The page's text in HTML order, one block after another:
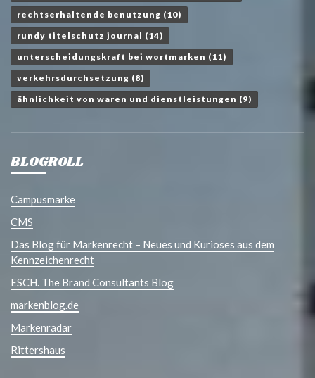
rechtserhaltende benutzung (10)
rundy titelschutz journal (14)
unterscheidungskraft bei wortmarken (11)
verkehrsdurchsetzung (8)
ähnlichkeit von waren und dienstleistungen (9)
BLOGROLL
Campusmarke
CMS
Das Blog für Markenrecht – Neues und Kurioses aus dem
Kennzeichenrecht
ESCH. The Brand Consultants Blog
markenblog.de
Markenradar
Rittershaus